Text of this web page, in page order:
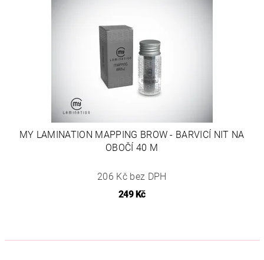
MY LAMINATION MAPPING BROW - BARVICÍ NIT NA
OBOČÍ 40 M
206 Kč bez DPH
249 Kč